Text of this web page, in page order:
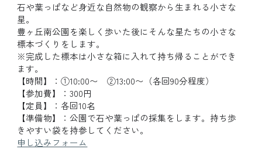
石や葉っぱなど身近な自然物の観察から生まれる小さな
星。
豊ヶ丘南公園を楽しく歩いた後にそんな星たちの小さな
標本づくりをします。
※完成した標本は小さな箱に入れて持ち帰ることができ
ます。
【時間】：①10:00〜 ②13:00〜（各回90分程度）
【参加費】：300円
【定員】：各回10名
【準備物】：公園で石や葉っぱの採集をします。持ち歩
きやすい袋を持参してください。
申し込みフォーム